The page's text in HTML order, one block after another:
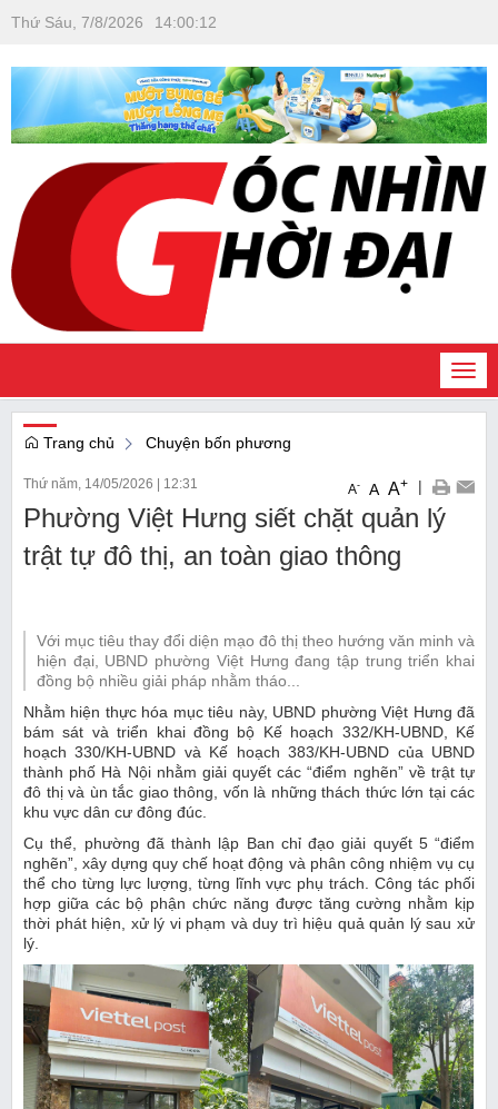
Thứ Sáu, 7/8/2026 14:00:13
Trang chủ Chuyện bốn phương
Thứ năm, 14/05/2026 | 12:31 A- A A+ |
Phường Việt Hưng siết chặt quản lý
trật tự đô thị, an toàn giao thông
Với mục tiêu thay đổi diện mạo đô thị theo hướng văn minh và
hiện đại, UBND phường Việt Hưng đang tập trung triển khai
đồng bộ nhiều giải pháp nhằm tháo...
Nhằm hiện thực hóa mục tiêu này, UBND phường Việt Hưng đã
bám sát và triển khai đồng bộ Kế hoạch 332/KH-UBND, Kế
hoạch 330/KH-UBND và Kế hoạch 383/KH-UBND của UBND
thành phố Hà Nội nhằm giải quyết các “điểm nghẽn” về trật tự
đô thị và ùn tắc giao thông, vốn là những thách thức lớn tại các
khu vực dân cư đông đúc.
Cụ thể, phường đã thành lập Ban chỉ đạo giải quyết 5 “điểm
nghẽn”, xây dựng quy chế hoạt động và phân công nhiệm vụ cụ
thể cho từng lực lượng, từng lĩnh vực phụ trách. Công tác phối
hợp giữa các bộ phận chức năng được tăng cường nhằm kịp
thời phát hiện, xử lý vi phạm và duy trì hiệu quả quản lý sau xử
lý.